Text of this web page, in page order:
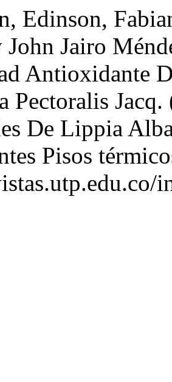
Edinson,
Jairo
Antioxidante
Pectoralis
De Lippia
Pisos